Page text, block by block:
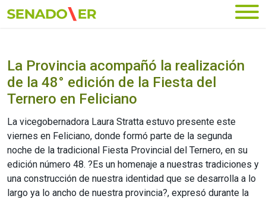
Ir al menú principal
La Provincia acompañó la realización
de la 48° edición de la Fiesta del
Ternero en Feliciano
La vicegobernadora Laura Stratta estuvo presente este
viernes en Feliciano, donde formó parte de la segunda
noche de la tradicional Fiesta Provincial del Ternero, en su
edición número 48. ?Es un homenaje a nuestras tradiciones y
una construcción de nuestra identidad que se desarrolla a lo
largo ya lo ancho de nuestra provincia?, expresó durante la